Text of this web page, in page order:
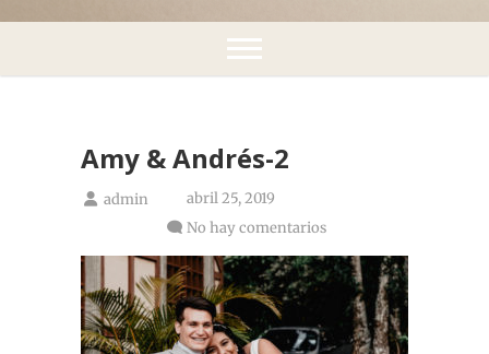
YFCaptures
Amy & Andrés-2
admin
abril 25, 2019
No hay comentarios